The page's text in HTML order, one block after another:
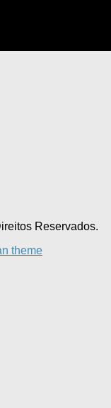
Reservados.
theme